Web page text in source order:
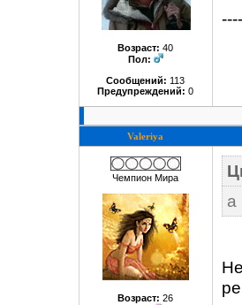
Возраст: 40
Пол:
Сообщений: 113
Предупреждений: 0
Valeriya
Чемпион Мира
Возраст: 26
а